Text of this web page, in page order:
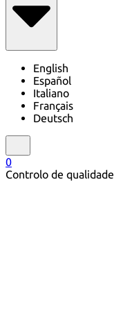
English
Español
Italiano
Français
Deutsch
0
Controlo de qualidade